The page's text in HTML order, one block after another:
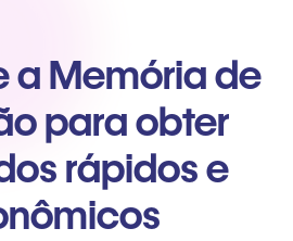
a Memória de
para obter
rápidos e